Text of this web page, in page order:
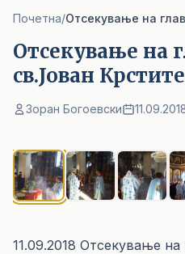
Почетна/Отсекување на
Отсекување на
св.Јован
Зоран Богоевски
11.09.2018 Отсекување на